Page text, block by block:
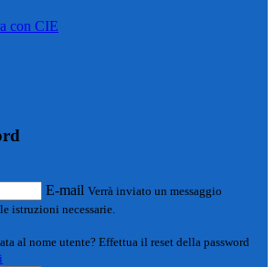
con CIE
E-mail Verrà inviato un messaggio
istruzioni necessarie.
al nome utente? Effettua il reset della password